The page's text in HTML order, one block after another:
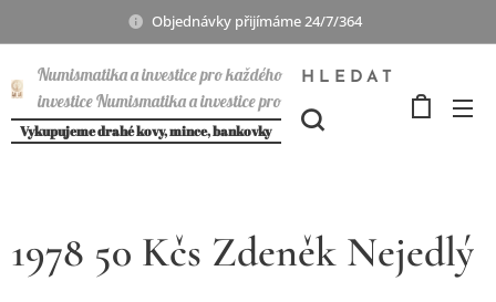
Objednávky přijímáme 24/7/364
Numismatika a investice pro každého
investice Numismatika a investice pro
každého
Vykupujeme drahé kovy, mince, bankovky
HLEDAT
1978 50 Kčs Zdeněk Nejedlý